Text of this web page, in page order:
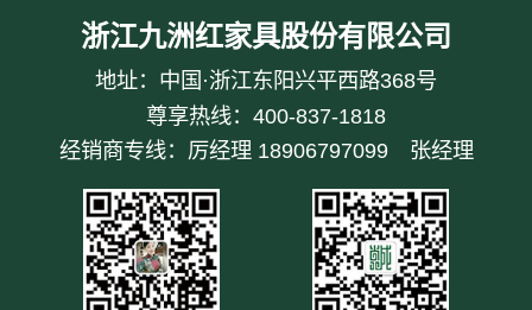
浙江九洲红家具股份有限公司
地址：中国·浙江东阳兴平西路368号
尊享热线： 400-837-1818
经销商专线： 厉经理 18906797099张经理